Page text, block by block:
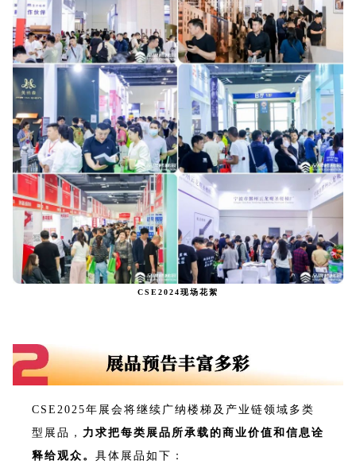
CSE2024现场花絮
CSE2025年展会将继续广纳楼梯及产业链领域多类
型展品， 力 求把每类展品所承载的商业价值和信息诠
释给观众。 具体展品如下：